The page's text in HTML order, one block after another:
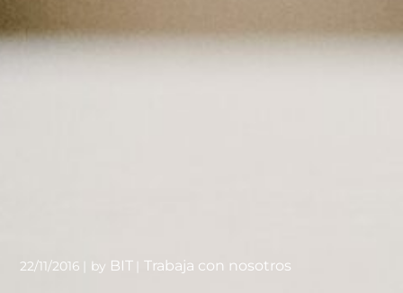
22/11/2016 by BIT Trabaja con nosotros